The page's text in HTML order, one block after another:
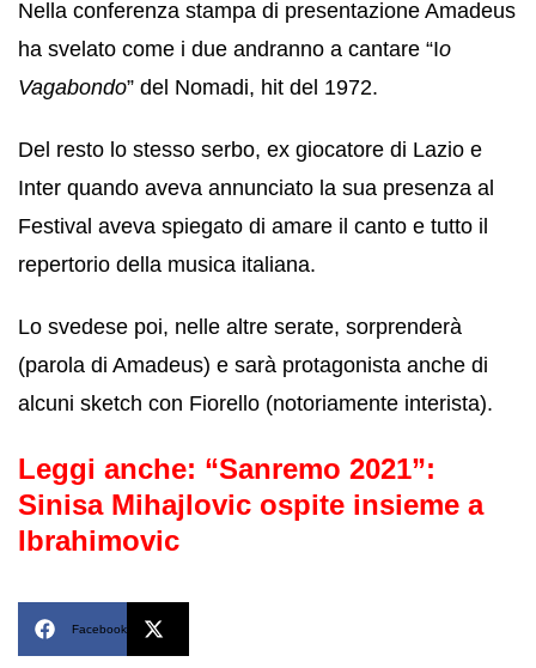
Nella conferenza stampa di presentazione Amadeus
ha svelato come i due andranno a cantare “Io
Vagabondo” del Nomadi, hit del 1972.
Del resto lo stesso serbo, ex giocatore di Lazio e
Inter quando aveva annunciato la sua presenza al
Festival aveva spiegato di amare il canto e tutto il
repertorio della musica italiana.
Lo svedese poi, nelle altre serate, sorprenderà
(parola di Amadeus) e sarà protagonista anche di
alcuni sketch con Fiorello (notoriamente interista).
Leggi anche: “Sanremo 2021”:
Sinisa Mihajlovic ospite insieme a
Ibrahimovic
Facebook